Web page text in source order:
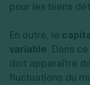
pour les biens
En outre, le
variable. Dans
doit apparaître
fluctuations du